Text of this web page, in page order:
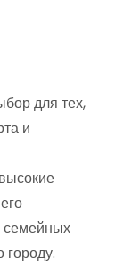
для тех,
и
семейных
городу.